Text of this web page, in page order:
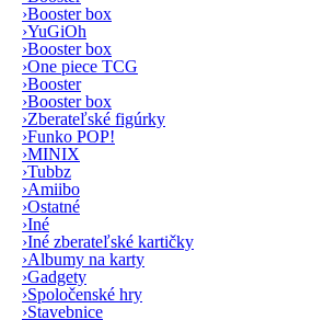
›Booster box
›YuGiOh
›Booster box
›One piece TCG
›Booster
›Booster box
›Zberateľské figúrky
›Funko POP!
›MINIX
›Tubbz
›Amiibo
›Ostatné
›Iné
›Iné zberateľské kartičky
›Albumy na karty
›Gadgety
›Spoločenské hry
›Stavebnice